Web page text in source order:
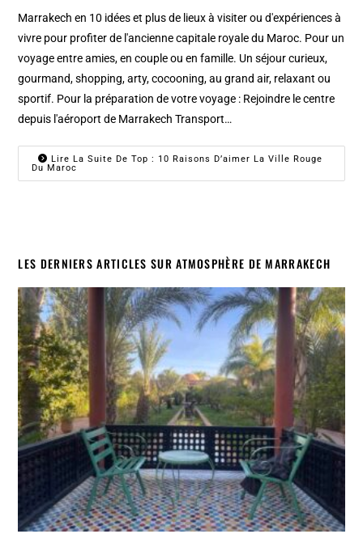
Marrakech en 10 idées et plus de lieux à visiter ou d'expériences à
vivre pour profiter de l'ancienne capitale royale du Maroc. Pour un
voyage entre amies, en couple ou en famille. Un séjour curieux,
gourmand, shopping, arty, cocooning, au grand air, relaxant ou
sportif. Pour la préparation de votre voyage : Rejoindre le centre
depuis l'aéroport de Marrakech Transport…
Lire La Suite De Top : 10 Raisons D’aimer La Ville Rouge
Du Maroc
LES DERNIERS ARTICLES SUR ATMOSPHÈRE DE MARRAKECH